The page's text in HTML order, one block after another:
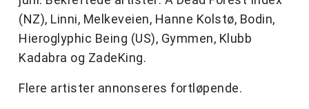
(NZ), Linni, Melkeveien, Hanne Kolstø, Bodin,
Hieroglyphic Being (US), Gymmen, Klubb
Kadabra og ZadeKing.
Flere artister annonseres fortløpende.